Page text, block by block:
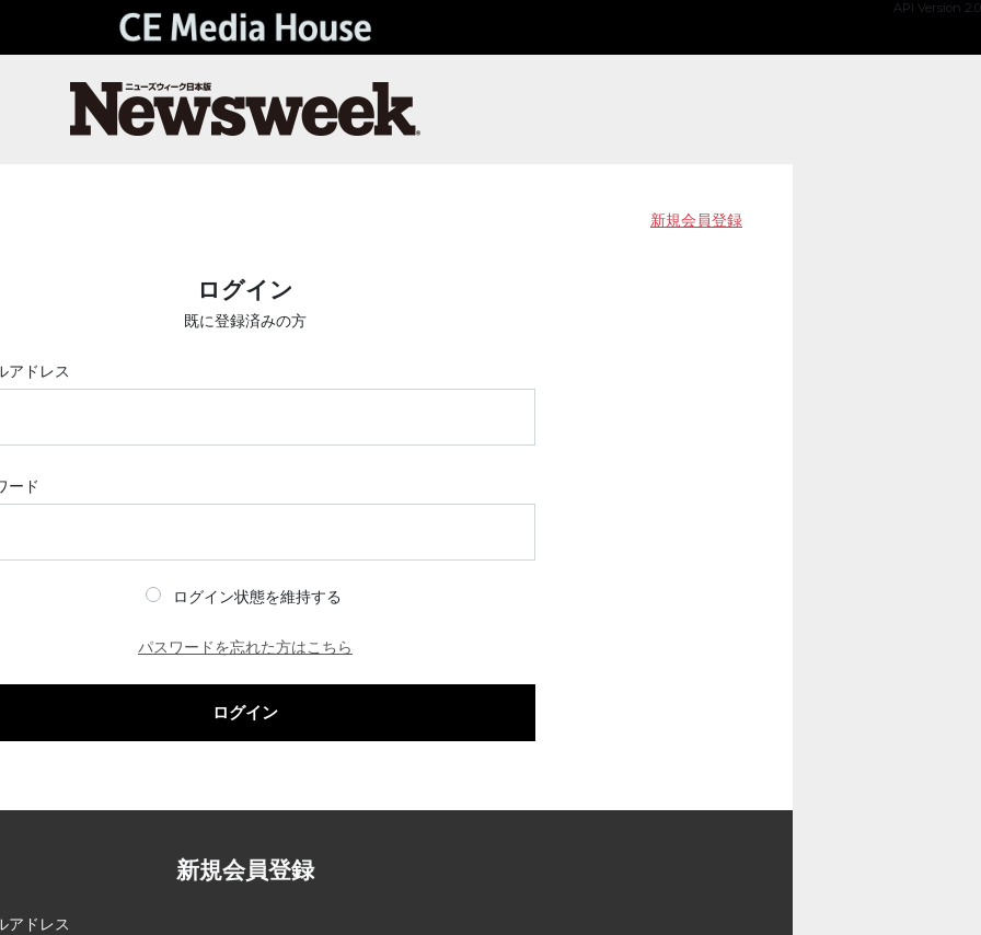
API Version 2.0
新規会員登録
ログイン
既に登録済みの方
アドレス
ード
ログイン状態を維持する
パスワードを忘れた方はこちら
ログイン
新規会員登録
アドレス